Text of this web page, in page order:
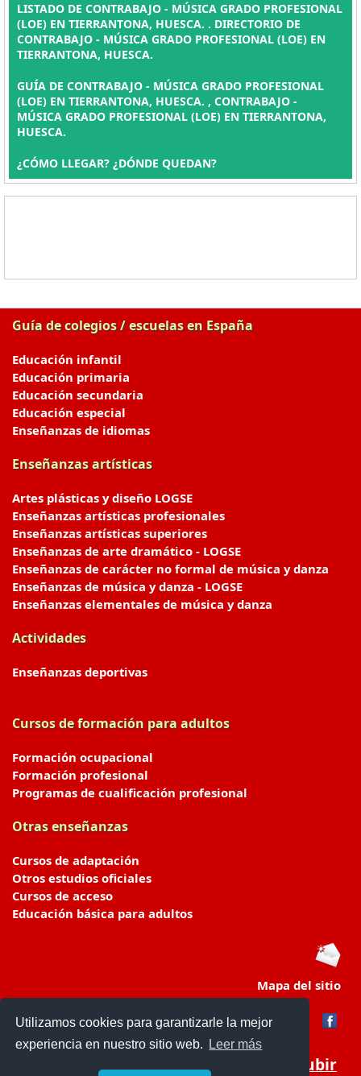
Utilizamos cookies para garantizarle la mejor
experiencia en nuestro sitio web.
Leer más
LISTADO DE CONTRABAJO - MÚSICA GRADO PROFESIONAL
(LOE) EN TIERRANTONA, HUESCA. . DIRECTORIO DE
CONTRABAJO - MÚSICA GRADO PROFESIONAL (LOE) EN
TIERRANTONA, HUESCA.
GUÍA DE CONTRABAJO - MÚSICA GRADO PROFESIONAL
(LOE) EN TIERRANTONA, HUESCA. , CONTRABAJO -
MÚSICA GRADO PROFESIONAL (LOE) EN TIERRANTONA,
HUESCA.
¿CÓMO LLEGAR? ¿DÓNDE QUEDAN?
Guía de colegios / escuelas en España
Educación infantil
Educación primaria
Educación secundaria
Educación especial
Enseñanzas de idiomas
Enseñanzas artísticas
Artes plásticas y diseño LOGSE
Enseñanzas artísticas profesionales
Enseñanzas artísticas superiores
Enseñanzas de arte dramático - LOGSE
Enseñanzas de carácter no formal de música y danza
Enseñanzas de música y danza - LOGSE
Enseñanzas elementales de música y danza
Actividades
Enseñanzas deportivas
Cursos de formación para adultos
Formación ocupacional
Formación profesional
Programas de cualificación profesional
Otras enseñanzas
Cursos de adaptación
Otros estudios oficiales
Cursos de acceso
Educación básica para adultos
Mapa del sitio
Subir